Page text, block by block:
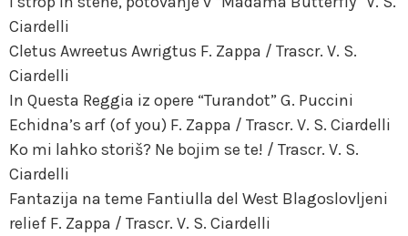
Ciardelli
Cletus Awreetus Awrigtus F. Zappa / Trascr. V. S.
Ciardelli
In Questa Reggia iz opere “Turandot” G. Puccini
Echidna’s arf (of you) F. Zappa / Trascr. V. S. Ciardelli
Ko mi lahko storiš? Ne bojim se te! / Trascr. V. S.
Ciardelli
Fantazija na teme Fantiulla del West Blagoslovljeni
relief F. Zappa / Trascr. V. S. Ciardelli